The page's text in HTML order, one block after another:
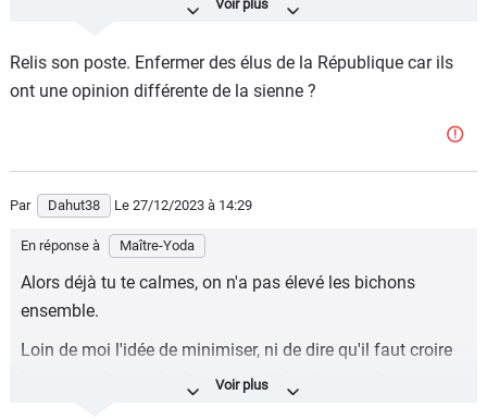
"Oh les vilains chenapans...". Non! Ils aimeraient bien voir
normale. Demander la justice, rien de plus.
Relis son poste. Enfermer des élus de la République car ils
ont une opinion différente de la sienne ?
Par Dahut38 Le 27/12/2023 à 14:29
En réponse à Maître-Yoda
Alors déjà tu te calmes, on n'a pas élevé les bichons
ensemble.
Loin de moi l'idée de minimiser, ni de dire qu'il faut croire
l'un + que l'autre. Je dis juste qu'il faut lire les derniers